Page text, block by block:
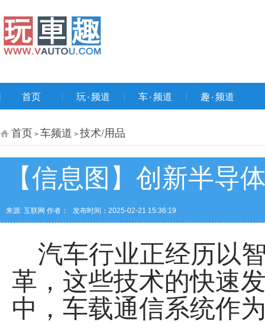
首页 玩۰频道 车۰频道 趣۰频道
首页 > 车频道 > 技术/用品
【信息图】创新半导
来源: 互联网 作者： 发布时间：2025-02-21 15:36:19
汽车行业正经历以
革，这些技术的快速
中，车载通信系统作